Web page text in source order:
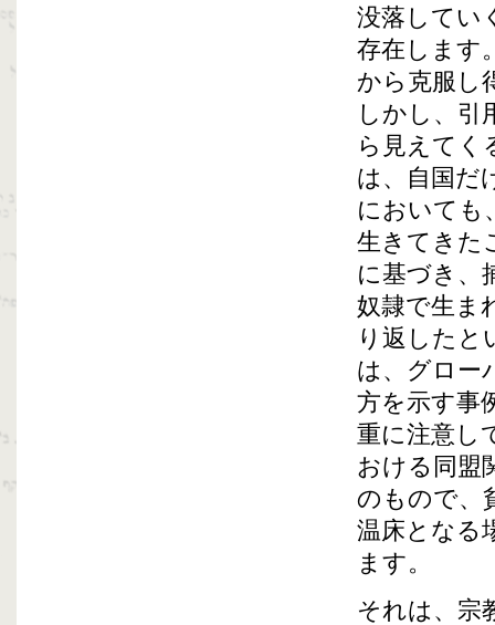
没落してい
存在します
から克服し
しかし、引
ら見えてく
は、自国だ
においても
生きてきた
に基づき、
奴隷で生ま
り返したと
は、グロー
方を示す事
重に注意し
おける同盟
のもので、
温床となる
ます。
それは、宗